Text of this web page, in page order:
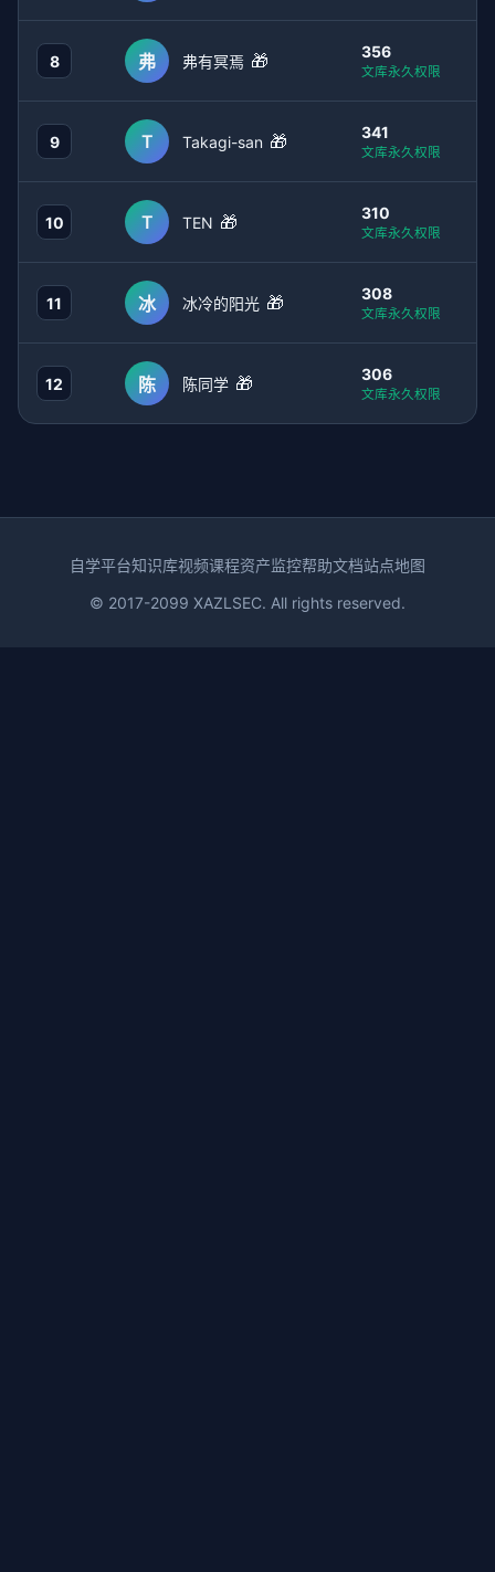
8 弗 弗有冥焉 🎁 356
文库永久权限
9 T Takagi-san 🎁 341
文库永久权限
10 T TEN 🎁 310
文库永久权限
11 冰 冰冷的阳光 🎁 308
文库永久权限
12 陈 陈同学 🎁 306
文库永久权限
自学平台知识库视频课程资产监控帮助文档站点地图
© 2017-2099 XAZLSEC. All rights reserved.